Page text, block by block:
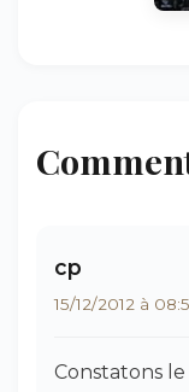
cp
15/12/2012 à
Constatons